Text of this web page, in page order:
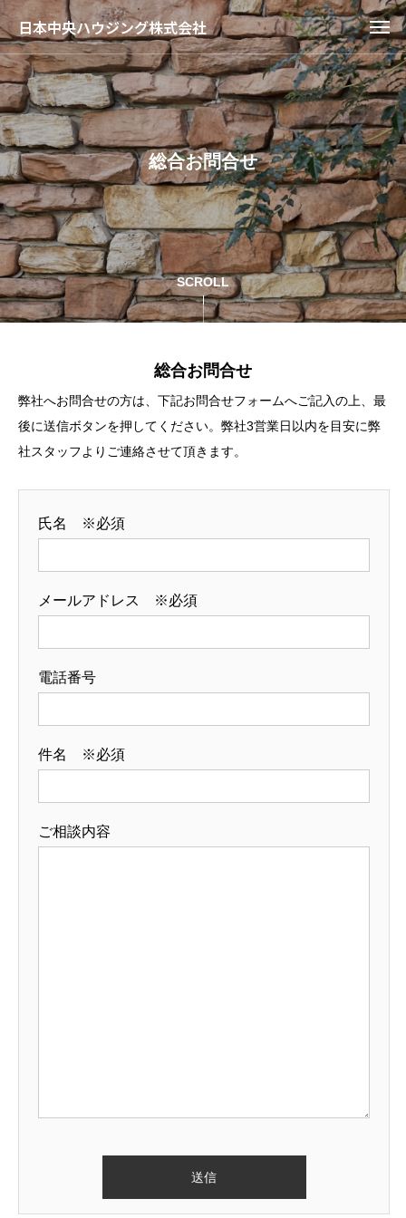
日本中央ハウジング株式会社
総合お問合せ
SCROLL
総合お問合せ
弊社へお問合せの方は、下記お問合せフォームへご記入の上、最
後に送信ボタンを押してください。弊社3営業日以内を目安に弊
社スタッフよりご連絡させて頂きます。
氏名 ※必須
メールアドレス ※必須
電話番号
件名 ※必須
ご相談内容